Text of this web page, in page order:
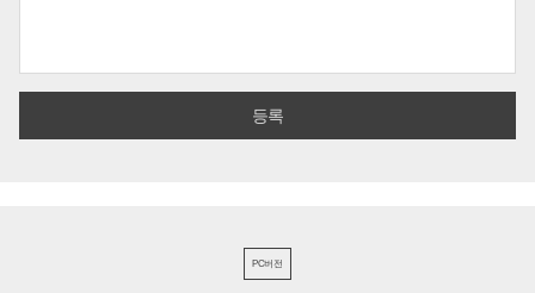
PC버전